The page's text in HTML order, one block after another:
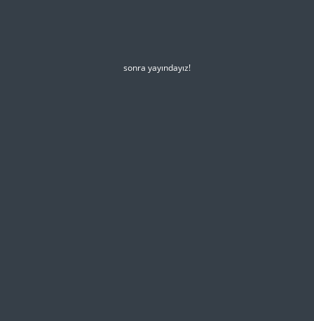
sonra yayındayız!